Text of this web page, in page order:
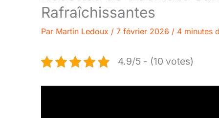
Rafraîchissantes
Par Martin Ledoux / 7 février 2026 / 4 minutes
4.9/5 - (10 votes)